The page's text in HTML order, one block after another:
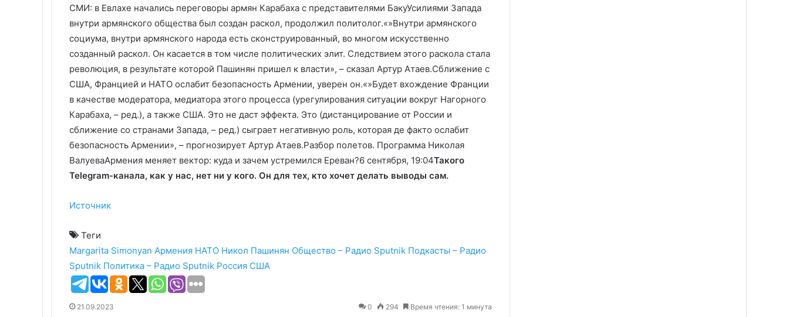
СМИ: в Евлахе начались переговоры армян Карабаха с представителями БакуУсилиями Запада
внутри армянского общества был создан раскол, продолжил политолог.«»Внутри армянского
социума, внутри армянского народа есть сконструированный, во многом искусственно
созданный раскол. Он касается в том числе политических элит. Следствием этого раскола стала
революция, в результате которой Пашинян пришел к власти», – сказал Артур Атаев.Сближение с
США, Францией и НАТО ослабит безопасность Армении, уверен он.«»Будет вхождение Франции
в качестве модератора, медиатора этого процесса (урегулирования ситуации вокруг Нагорного
Карабаха, – ред.), а также США. Это не даст эффекта. Это (дистанцирование от России и
сближение со странами Запада, – ред.) сыграет негативную роль, которая де факто ослабит
безопасность Армении», – прогнозирует Артур Атаев.Разбор полетов. Программа Николая
ВалуеваАрмения меняет вектор: куда и зачем устремился Ереван?6 сентября, 19:04Такого
Telegram-канала, как у нас, нет ни у кого. Он для тех, кто хочет делать выводы сам.
Источник
Теги
Margarita Simonyan Армения НАТО Никол Пашинян Общество – Радио Sputnik Подкасты – Радио
Sputnik Политика – Радио Sputnik Россия США
21.09.2023 0 294 Время чтения: 1 минута